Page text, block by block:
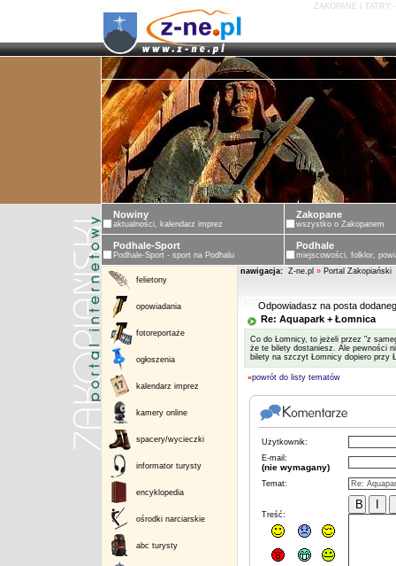
ZAKOPANE I TATRY
Nowiny
aktualności, kalendarz imprez
Zakopane
wszystko o Zakopanem
Podhale-Sport
Podhale-Sport - sport na Podhalu
Podhale
miejscowości, folklor,
felietony
opowiadania
fotoreportaże
ogłoszenia
kalendarz imprez
kamery online
spacery/wycieczki
informator turysty
encyklopedia
ośrodki narciarskie
abc turysty
nawigacja: Z-ne.pl » Portal Zakopiański
Odpowiadasz na posta
Re: Aquapark + Łomnica
Co do Łomnicy, to jeżeli przez "z
że te bilety dostaniesz. Ale pewności
bilety na szczyt Łomnicy dopiero przy
«powrót do listy tematów
Użytkownik:
E-mail:
(nie wymagany)
Temat:
Treść: